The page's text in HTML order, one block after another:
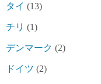
タイ (13)
チリ (1)
デンマーク (2)
ドイツ (2)